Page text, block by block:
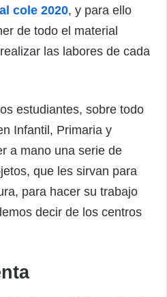
cole 2020, y para ello
de todo el material
las labores de cada
estudiantes, sobre todo
Infantil, Primaria y
a mano una serie de
que les sirvan para
para hacer su trabajo
decir de los centros